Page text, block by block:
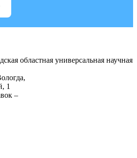
областная универсальная научная
1
–